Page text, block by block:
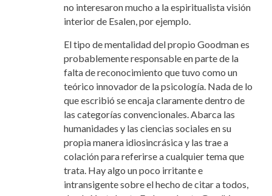
no interesaron mucho a la espiritualista visión
interior de Esalen, por ejemplo.
El tipo de mentalidad del propio Goodman es
probablemente responsable en parte de la
falta de reconocimiento que tuvo como un
teórico innovador de la psicología. Nada de lo
que escribió se encaja claramente dentro de
las categorías convencionales. Abarca las
humanidades y las ciencias sociales en su
propia manera idiosincrásica y las trae a
colaciónpara referirse a cualquier tema que
trata. Hay algo un poco irritante e
intransigente sobre el hecho de citar a todos,